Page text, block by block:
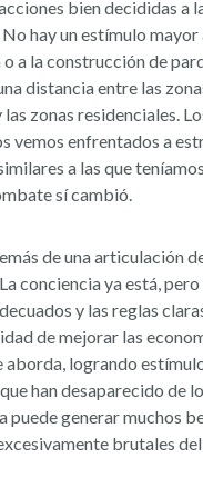
bien decididas a
hay un estímulo
o a la construcción de
distancia entre las
zonas residenciales.
vemos enfrentados a
a las que
sí cambió.
de una articulación
conciencia ya está,
y las reglas
de mejorar las
aborda, logrando
han desaparecido de
puede generar muchos
brutales